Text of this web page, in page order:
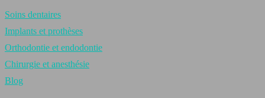
Soins dentaires
Implants et prothèses
Orthodontie et endodontie
Chirurgie et anesthésie
Blog